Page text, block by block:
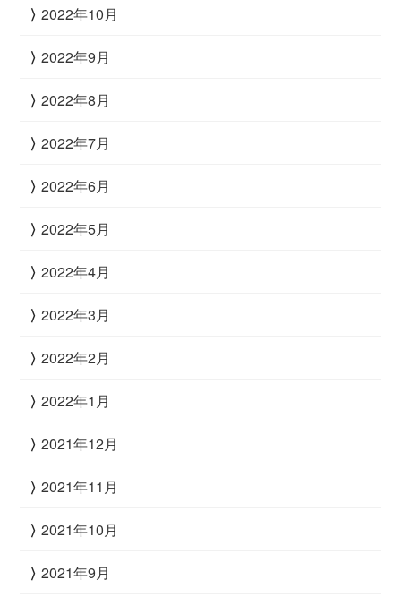
2022年10月
2022年9月
2022年8月
2022年7月
2022年6月
2022年5月
2022年4月
2022年3月
2022年2月
2022年1月
2021年12月
2021年11月
2021年10月
2021年9月